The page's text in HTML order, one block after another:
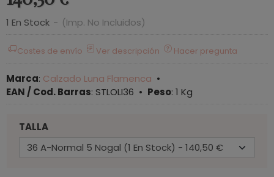
1 En Stock - (Imp. No Incluidos)
Costes de envío Ver descripción Hacer pregunta
Marca: Calzado Luna Flamenca •
EAN / Cod. Barras: STLOLI36 • Peso: 1 Kg
TALLA